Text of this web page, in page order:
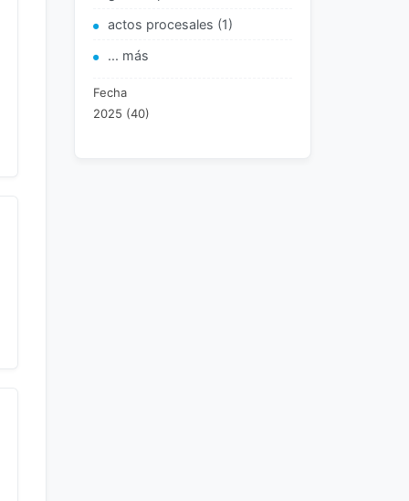
actos procesales (1)
... más
Fecha
2025 (40)